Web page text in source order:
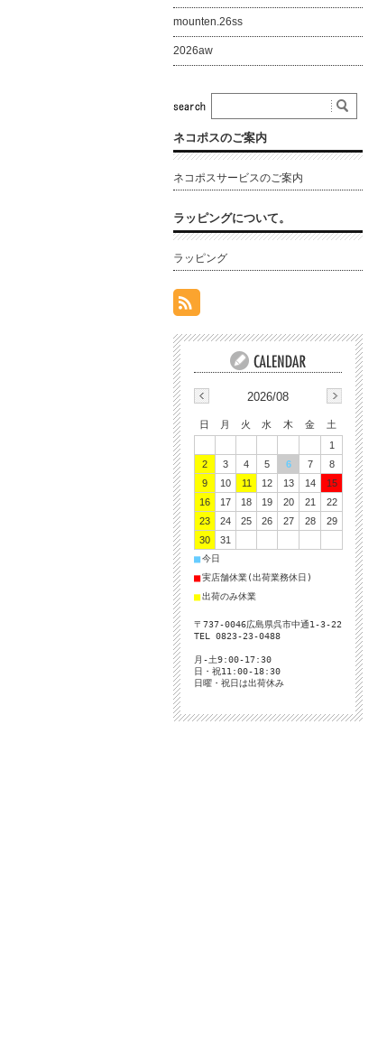
mounten.26ss
2026aw
ネコポスのご案内
ネコポスサービスのご案内
ラッピングについて。
ラッピング
2026/08
日 月 火 水 木 金
土
1
2
3 4 5 6 7
8
9
10 11 12 13 14
15
16
17 18 19 20 21
22
23
24 25 26 27 28
29
30
31
■今日
■実店舗休業(出荷業務休日)
■出荷のみ休業
〒737-0046広島県呉市中通1-3-22
TEL 0823-23-0488
月-土9:00-17:30
日・祝11:00-18:30
日曜・祝日は出荷休み